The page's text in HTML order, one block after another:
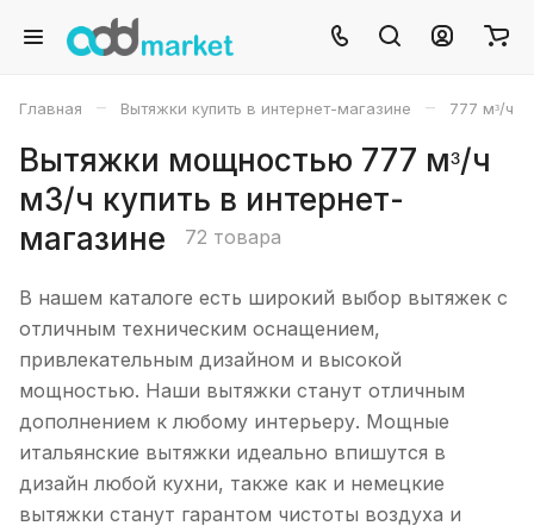
Главная – Вытяжки купить в интернет-магазине – 777 мᶟ/ч
Вытяжки мощностью 777 мᶟ/ч
м3/ч купить в интернет-
магазине
72 товара
В нашем каталоге есть широкий выбор вытяжек с
отличным техническим оснащением,
привлекательным дизайном и высокой
мощностью. Наши вытяжки станут отличным
дополнением к любому интерьеру. Мощные
итальянские вытяжки идеально впишутся в
дизайн любой кухни, также как и немецкие
вытяжки станут гарантом чистоты воздуха и